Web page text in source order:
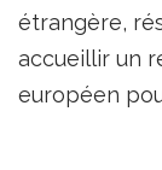
étrangère,
accueillir un
européen